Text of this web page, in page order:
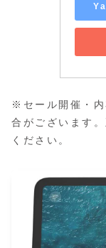
※セール開催・
合がございます
ください。